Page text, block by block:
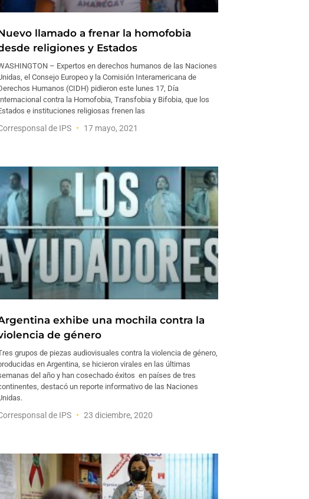
llamado a frenar la homofobia
religiones y Estados
– Expertos en derechos humanos de las Naciones
el Consejo Europeo y la Comisión Interamericana de
Humanos (CIDH) pidieron este lunes 17, Día
contra la Homofobia, Transfobia y Bifobia, que los
e instituciones religiosas frenen las
de IPS 17 mayo, 2021
exhibe una mochila contra la
de género
grupos de piezas audiovisuales contra la violencia de género,
en Argentina, se hicieron virales en las últimas
del año y han cosechado éxitos en países de tres
destacó un reporte informativo de las Naciones
de IPS 23 diciembre, 2020